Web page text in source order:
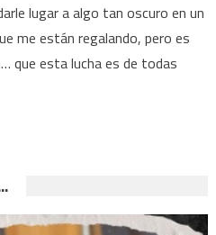
lugar a algo tan oscuro en un
me están regalando, pero es
que esta lucha es de todas